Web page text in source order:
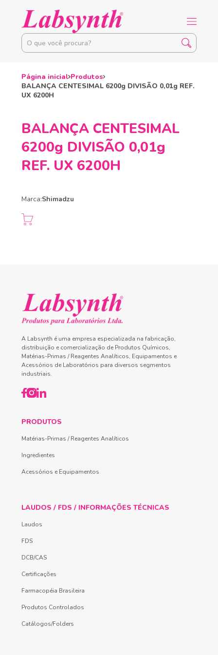
Página inicial Produtos
BALANÇA CENTESIMAL 6200g DIVISÃO 0,01g REF.
UX 6200H
BALANÇA CENTESIMAL
6200g DIVISÃO 0,01g
REF. UX 6200H
Marca:Shimadzu
A Labsynth é uma empresa especializada na fabricação,
distribuição e comercialização de Produtos Químicos,
Matérias-Primas / Reagentes Analíticos, Equipamentos e
Acessórios de Laboratórios para diversos segmentos
industriais.
PRODUTOS
Matérias-Primas / Reagentes Analíticos
Ingredientes
Acessórios e Equipamentos
LAUDOS / FDS / INFORMAÇÕES TÉCNICAS
Laudos
FDS
DCB/CAS
Certificações
Farmacopéia Brasileira
Produtos Controlados
Catálogos/Folders